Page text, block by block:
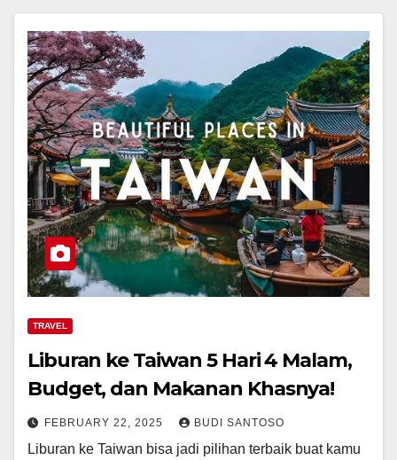
TRAVEL
Liburan ke Taiwan 5 Hari 4 Malam,
Budget, dan Makanan Khasnya!
FEBRUARY 22, 2025 BUDI SANTOSO
Liburan ke Taiwan bisa jadi pilihan terbaik buat kamu